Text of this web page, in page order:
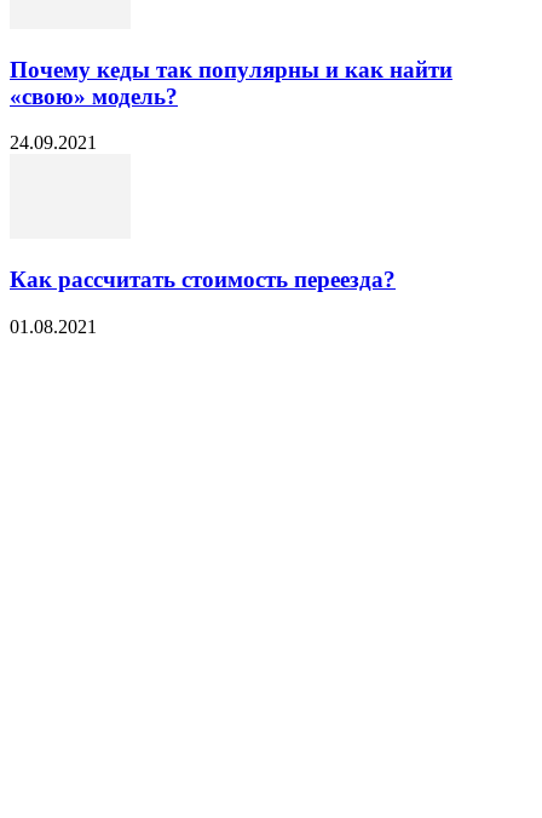
Почему кеды так популярны и как найти
«свою» модель?
24.09.2021
Как рассчитать стоимость переезда?
01.08.2021